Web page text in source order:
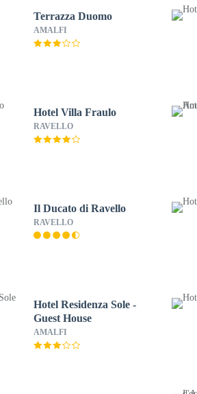
Terrazza Duomo
AMALFI
Hotel Villa Fraulo
RAVELLO
Il Ducato di Ravello
RAVELLO
Hotel Residenza Sole -
Guest House
AMALFI